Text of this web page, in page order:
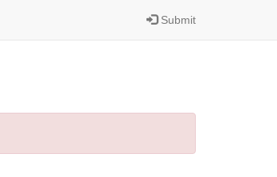
Submit